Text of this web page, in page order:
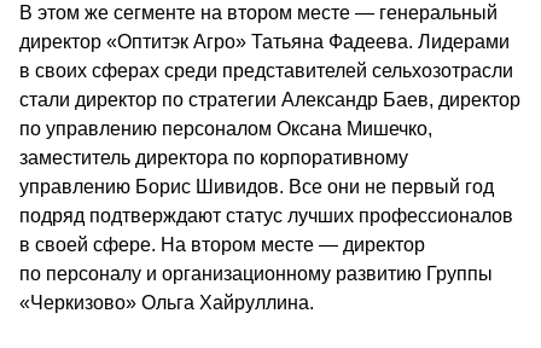
В этом же сегменте на втором месте — генеральный
директор «Оптитэк Агро» Татьяна Фадеева. Лидерами
в своих сферах среди представителей сельхозотрасли
стали директор по стратегии Александр Баев, директор
по управлению персоналом Оксана Мишечко,
заместитель директора по корпоративному
управлению Борис Шивидов. Все они не первый год
подряд подтверждают статус лучших профессионалов
в своей сфере. На втором месте — директор
по персоналу и организационному развитию Группы
«Черкизово» Ольга Хайруллина.